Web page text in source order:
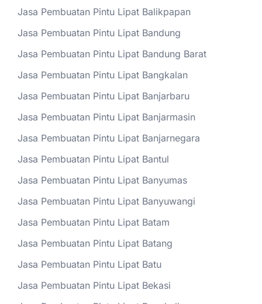
Jasa Pembuatan Pintu Lipat Balikpapan
Jasa Pembuatan Pintu Lipat Bandung
Jasa Pembuatan Pintu Lipat Bandung Barat
Jasa Pembuatan Pintu Lipat Bangkalan
Jasa Pembuatan Pintu Lipat Banjarbaru
Jasa Pembuatan Pintu Lipat Banjarmasin
Jasa Pembuatan Pintu Lipat Banjarnegara
Jasa Pembuatan Pintu Lipat Bantul
Jasa Pembuatan Pintu Lipat Banyumas
Jasa Pembuatan Pintu Lipat Banyuwangi
Jasa Pembuatan Pintu Lipat Batam
Jasa Pembuatan Pintu Lipat Batang
Jasa Pembuatan Pintu Lipat Batu
Jasa Pembuatan Pintu Lipat Bekasi